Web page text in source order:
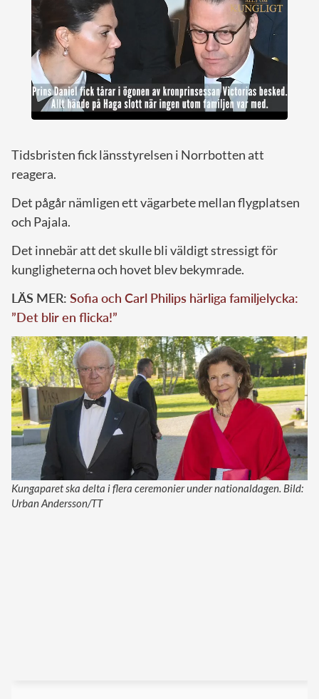
Tidsbristen fick länsstyrelsen i Norrbotten att
reagera.
Det pågår nämligen ett vägarbete mellan flygplatsen
och Pajala.
Det innebär att det skulle bli väldigt stressigt för
kungligheterna och hovet blev bekymrade.
LÄS MER: Sofia och Carl Philips härliga familjelycka:
”Det blir en flicka!”
Kungaparet ska delta i flera ceremonier under nationaldagen. Bild:
Urban Andersson/TT